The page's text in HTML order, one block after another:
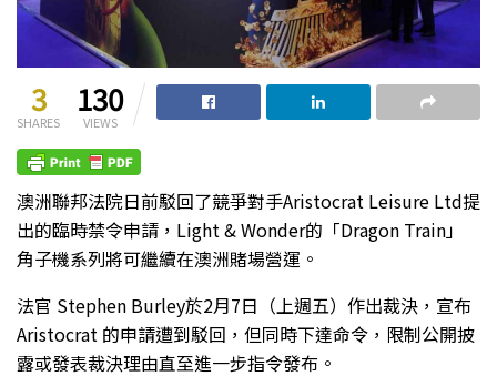
3
SHARES
130
VIEWS
澳洲聯邦法院日前駁回了競爭對手Aristocrat Leisure Ltd提
出的臨時禁令申請，Light & Wonder的「Dragon Train」
角子機系列將可繼續在澳洲賭場營運。
法官 Stephen Burley於2月7日（上週五）作出裁決，宣布
Aristocrat 的申請遭到駁回，但同時下達命令，限制公開披
露或發表裁決理由直至進一步指令發布。